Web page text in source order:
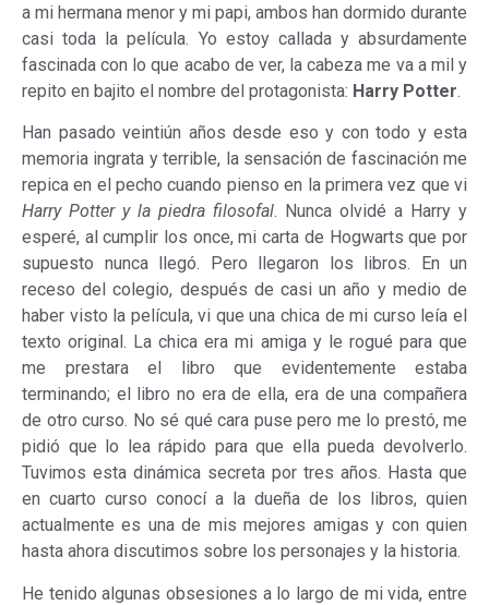
a mi hermana menor y mi papi, ambos han dormido durante
casi toda la película. Yo estoy callada y absurdamente
fascinada con lo que acabo de ver, la cabeza me va a mil y
repito en bajito el nombre del protagonista: Harry Potter.
Han pasado veintiún años desde eso y con todo y esta
memoria ingrata y terrible, la sensación de fascinación me
repica en el pecho cuando pienso en la primera vez que vi
Harry Potter y la piedra filosofal. Nunca olvidé a Harry y
esperé, al cumplir los once, mi carta de Hogwarts que por
supuesto nunca llegó. Pero llegaron los libros. En un
receso del colegio, después de casi un año y medio de
haber visto la película, vi que una chica de mi curso leía el
texto original. La chica era mi amiga y le rogué para que
me prestara el libro que evidentemente estaba
terminando; el libro no era de ella, era de una compañera
de otro curso. No sé qué cara puse pero me lo prestó, me
pidió que lo lea rápido para que ella pueda devolverlo.
Tuvimos esta dinámica secreta por tres años. Hasta que
en cuarto curso conocí a la dueña de los libros, quien
actualmente es una de mis mejores amigas y con quien
hasta ahora discutimos sobre los personajes y la historia.
He tenido algunas obsesiones a lo largo de mi vida, entre